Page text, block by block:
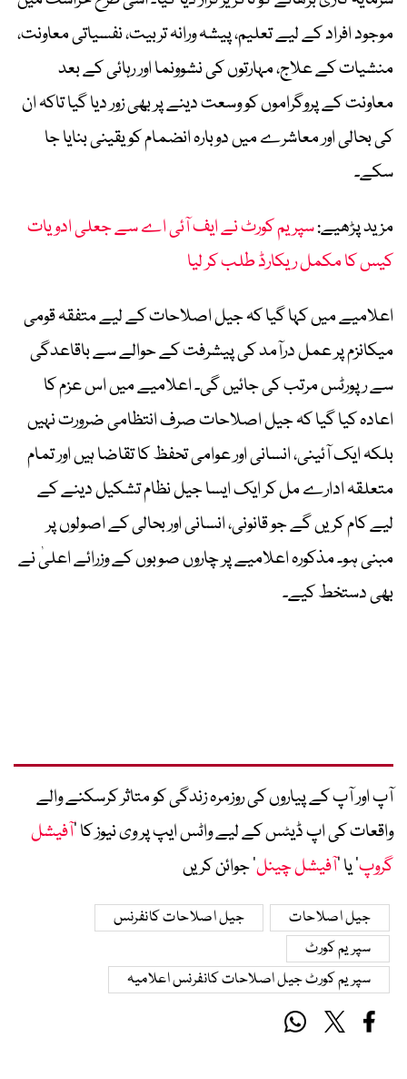
موجود افراد کے لیے تعلیم، پیشہ ورانہ تربیت، نفسیاتی معاونت،
منشیات کے علاج، مہارتوں کی نشوونما اور رہائی کے بعد
معاونت کے پروگراموں کو وسعت دینے پر بھی زور دیا گیا تاکہ ان
کی بحالی اور معاشرے میں دوبارہ انضمام کو یقینی بنایا جا
سکے۔
مزید پڑھیے:سپریم کورٹ نے ایف آئی اے سے جعلی ادویات
کیس کا مکمل ریکارڈ طلب کر لیا
اعلامیے میں کہا گیا کہ جیل اصلاحات کے لیے متفقہ قومی
میکانزم پر عمل درآمد کی پیشرفت کے حوالے سے باقاعدگی
سے رپورٹس مرتب کی جائیں گی۔ اعلامیے میں اس عزم کا
اعادہ کیا گیا کہ جیل اصلاحات صرف انتظامی ضرورت نہیں
بلکہ ایک آئینی، انسانی اور عوامی تحفظ کا تقاضا ہیں اور تمام
متعلقہ ادارے مل کر ایک ایسا جیل نظام تشکیل دینے کے
لیے کام کریں گے جو قانونی، انسانی اور بحالی کے اصولوں پر
مبنی ہو۔ مذکورہ اعلامیے پر چاروں صوبوں کے وزرائے اعلیٰ نے
بھی دستخط کیے۔
آپ اور آپ کے پیاروں کی روزمرہ زندگی کو متاثر کرسکنے والے
واقعات کی اپ ڈیٹس کے لیے واٹس ایپ پر وی نیوز کا ’آفیشل
گروپ‘ یا ’آفیشل چینل‘ جوائن کریں
جیل اصلاحات
جیل اصلاحات کانفرنس
سپریم کورٹ
سپریم کورٹ جیل اصلاحات کانفرنس اعلامیہ